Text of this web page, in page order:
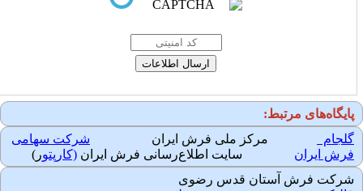
پایگاه‌های مرتبط:
گلجام
مرکز ملی فرش ایران
شرکت سهامی
فرش ایران سایت اطلاع‌رسانی فرش ایران(کارپتور)
شرکت فرش آستان قدس رضوی